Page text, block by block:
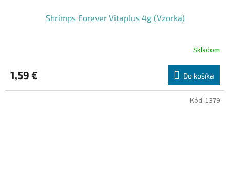
Shrimps Forever Vitaplus 4g (Vzorka)
Skladom
1,59 € Do košíka
Kód: 1379